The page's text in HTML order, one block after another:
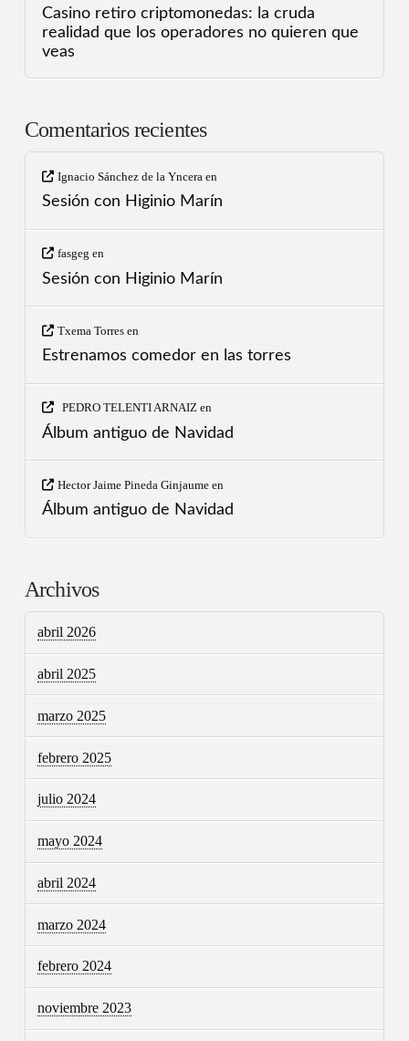
Casino retiro criptomonedas: la cruda
realidad que los operadores no quieren que
veas
Comentarios recientes
Ignacio Sánchez de la Yncera en
Sesión con Higinio Marín
fasgeg en
Sesión con Higinio Marín
Txema Torresen
Estrenamos comedor en las torres
PEDRO TELENTI ARNAIZ en
Álbum antiguo de Navidad
Hector Jaime Pineda Ginjaumeen
Álbum antiguo de Navidad
Archivos
abril 2026
abril 2025
marzo 2025
febrero 2025
julio 2024
mayo 2024
abril 2024
marzo 2024
febrero 2024
noviembre 2023